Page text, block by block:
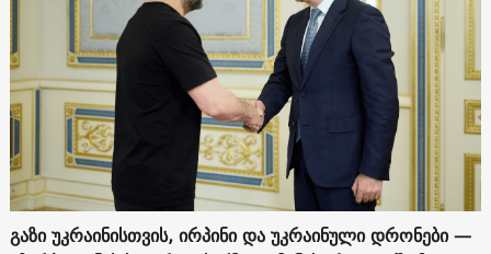
გაზი უკრაინისთვის, ირპინი და უკრაინული დრონები —